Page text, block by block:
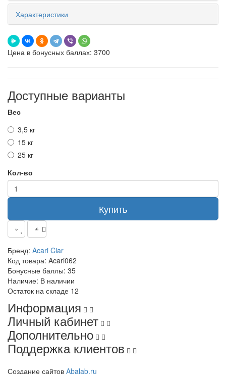
Характеристики
Цена в бонусных баллах: 3700
Доступные варианты
Вес
3,5 кг
15 кг
25 кг
Кол-во
Купить
Бренд: Acari Ciar
Код товара: Acari062
Бонусные баллы: 35
Наличие: В наличии
Остаток на складе 12
Информация
Личный кабинет
Дополнительно
Поддержка клиентов
Создание сайтов Abalab.ru